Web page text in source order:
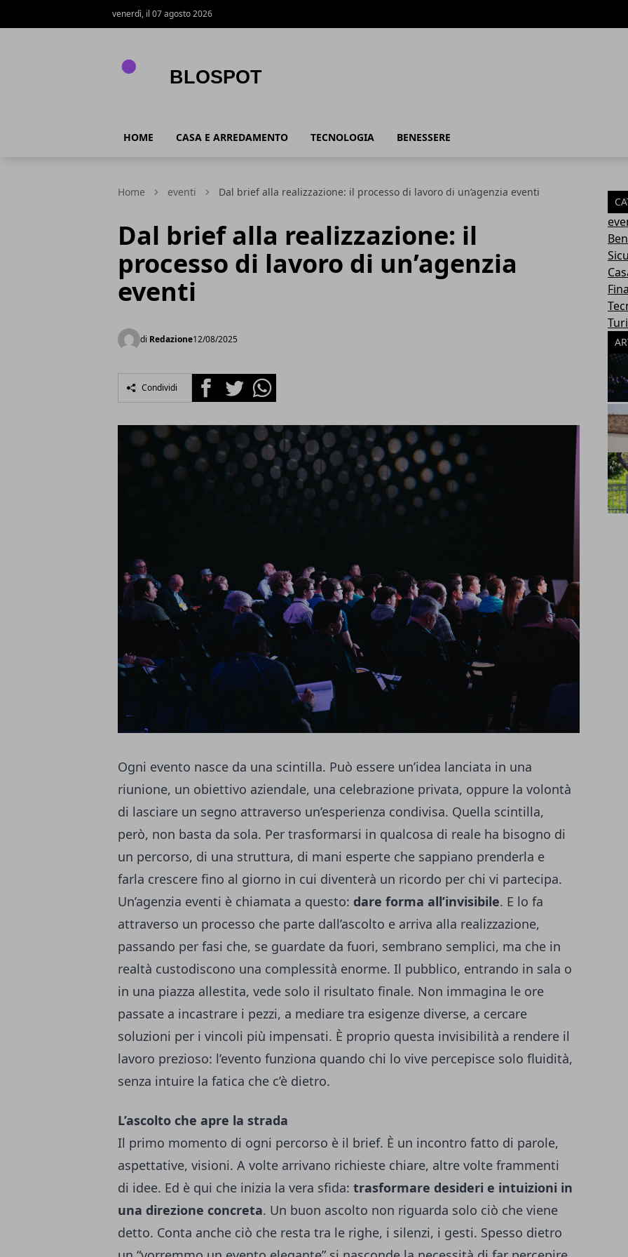
venerdì, il 07 agosto 2026
HOME CASA E ARREDAMENTO TECNOLOGIA BENESSERE
Home eventi Dal brief alla realizzazione: il processo di lavoro di un’agenzia eventi
Dal brief alla realizzazione: il
processo di lavoro di un’agenzia
eventi
di Redazione12/08/2025
Condividi FacebookTwitterWhatsapp
Ogni evento nasce da una scintilla. Può essere un’idea lanciata in una
riunione, un obiettivo aziendale, una celebrazione privata, oppure la volontà
di lasciare un segno attraverso un’esperienza condivisa. Quella scintilla,
però, non basta da sola. Per trasformarsi in qualcosa di reale ha bisogno di
un percorso, di una struttura, di mani esperte che sappiano prenderla e
farla crescere fino al giorno in cui diventerà un ricordo per chi vi partecipa.
Un’agenzia eventi è chiamata a questo: dare forma all’invisibile. E lo fa
attraverso un processo che parte dall’ascolto e arriva alla realizzazione,
passando per fasi che, se guardate da fuori, sembrano semplici, ma che in
realtà custodiscono una complessità enorme. Il pubblico, entrando in sala o
in una piazza allestita, vede solo il risultato finale. Non immagina le ore
passate a incastrare i pezzi, a mediare tra esigenze diverse, a cercare
soluzioni per i vincoli più impensati. È proprio questa invisibilità a rendere il
lavoro prezioso: l’evento funziona quando chi lo vive percepisce solo fluidità,
senza intuire la fatica che c’è dietro.
L’ascolto che apre la strada
Il primo momento di ogni percorso è il brief. È un incontro fatto di parole,
aspettative, visioni. A volte arrivano richieste chiare, altre volte frammenti
di idee. Ed è qui che inizia la vera sfida: trasformare desideri e intuizioni in
una direzione concreta. Un buon ascolto non riguarda solo ciò che viene
detto. Conta anche ciò che resta tra le righe, i silenzi, i gesti. Spesso dietro